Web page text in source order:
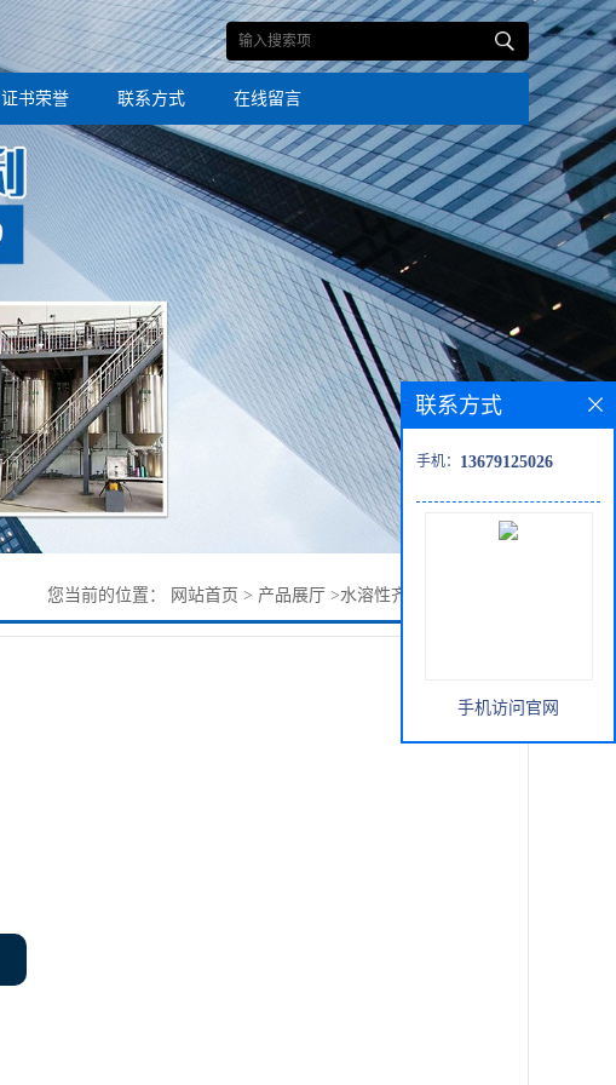
证书荣誉 联系方式 在线留言
您当前的位置： 网站首页 > 产品展厅 >水溶性齐墩果酸98% 直销
联系方式
手机： 13679125026
手机访问官网